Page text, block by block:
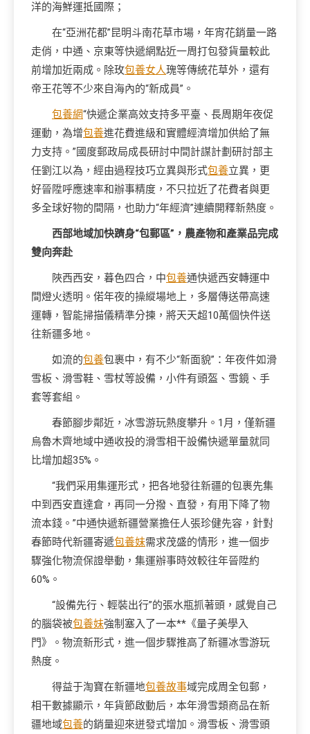
洋的海鮮運抵國際；
在“亞洲花都”昆明斗南花草市場，年宵花銷量一路
走俏，中通、京東等快遞網點近一周打包發貨量較此
前增加近兩成。除玫包養女人瑰等傳統花草外，還有
帝王花等不少來自海內的“新成員”。
包養網“快遞企業高效支持多平臺、長周期年夜促
運動，為增包養進花費進級和實體經濟增加供給了無
力支持。”國度郵政局成長研討中間計謀計劃研討部主
任劉江以為，經由過程技巧立異與形式包養立異，更
好晉陞呼應速率和辦事精度，不只拉近了花費者與更
多全球好物的間隔，也助力“年經濟”連續開釋新熱度。
西部地域加快躋身“包郵區”，農產物和產業品完成
雙向奔赴
陜西西安，暮色四合，中包養通快遞西安轉運中
間燈火透明。偌年夜的操縱場地上，多層傳送帶高速
運轉，智能掃描儀精準分揀，將天天超10萬個快件送
往新疆多地。
如流的包養包裹中，有不少“新面貌”：年夜件如滑
雪板、滑雪鞋、雪杖等設備，小件有頭盔、雪鏡、手
套等套組。
春節腳步鄰近，冰雪游玩熱度攀升。1月，僅新疆
烏魯木齊地域中通收投的滑雪相干設備快遞單量就同
比增加超35%。
“我們采用集運形式，把各地發往新疆的包裹先集
中到西安直達倉，再同一分撥、直發，有用下降了物
流本錢。”中通快遞新疆營業擔任人張珍健先容，針對
春節時代新疆寄遞包養妹需求茂盛的情形，進一個步
驟強化物流保證舉動，集運辦事時效較往年晉陞約
60%。
“設備先行、輕裝出行”的張水瓶抓著頭，感覺自己
的腦袋被包養妹強制塞入了一本**《量子美學入
門》。物流新形式，進一個步驟推高了新疆冰雪游玩
熱度。
得益于淘寶在新疆地包養故事域完成周全包郵，
相干數據顯示，年貨節啟動后，本年滑雪類商品在新
疆地域包養的銷量迎來迸發式增加。滑雪板、滑雪頭